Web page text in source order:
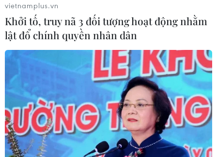
vietnamplus.vn
Khởi tố, truy nã 3 đối tượng hoạt động nhằm
lật đổ chính quyền nhân dân